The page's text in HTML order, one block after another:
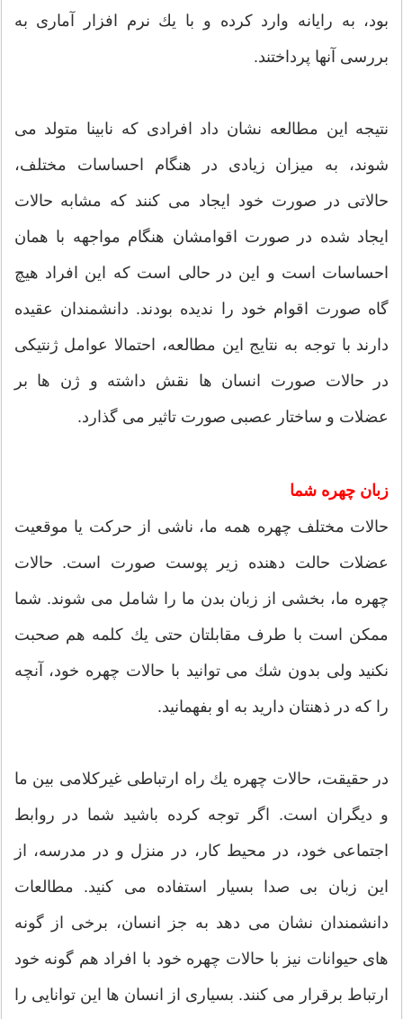
بود، به رایانه وارد كرده و با یك نرم افزار آماری به
بررسی آنها پرداختند.
نتیجه این مطالعه نشان داد افرادی كه نابینا متولد می
شوند، به میزان زیادی در هنگام احساسات مختلف،
حالاتی در صورت خود ایجاد می كنند كه مشابه حالات
ایجاد شده در صورت اقوامشان هنگام مواجهه با همان
احساسات است و این در حالی است كه این افراد هیچ
گاه صورت اقوام خود را ندیده بودند. دانشمندان عقیده
دارند با توجه به نتایج این مطالعه، احتمالا عوامل ژنتیكی
در حالات صورت انسان ها نقش داشته و ژن ها بر
عضلات و ساختار عصبی صورت تاثیر می گذارد.
زبان چهره شما
حالات مختلف چهره همه ما، ناشی از حركت یا موقعیت
عضلات حالت دهنده زیر پوست صورت است. حالات
چهره ما، بخشی از زبان بدن ما را شامل می شوند. شما
ممكن است با طرف مقابلتان حتی یك كلمه هم صحبت
نكنید ولی بدون شك می توانید با حالات چهره خود، آنچه
را كه در ذهنتان دارید به او بفهمانید.
در حقیقت، حالات چهره یك راه ارتباطی غیركلامی بین ما
و دیگران است. اگر توجه كرده باشید شما در روابط
اجتماعی خود، در محیط كار، در منزل و در مدرسه، از
این زبان بی صدا بسیار استفاده می كنید. مطالعات
دانشمندان نشان می دهد به جز انسان، برخی از گونه
های حیوانات نیز با حالات چهره خود با افراد هم گونه خود
ارتباط برقرار می كنند. بسیاری از انسان ها این توانایی را